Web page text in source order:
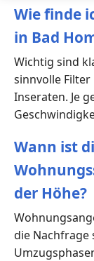
Wie finde
in Bad
Wichtig sind
sinnvolle
Inseraten. Je
Wann ist
der Höhe?
die Nachfrage